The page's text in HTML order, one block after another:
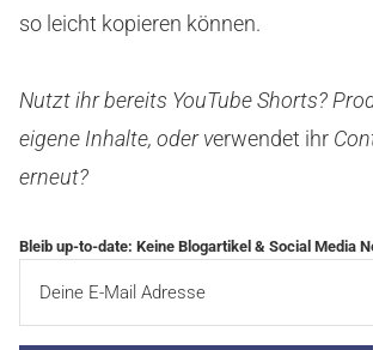
so leicht kopieren können.
Nutzt ihr bereits YouTube Shorts?
eigene Inhalte, oder verwendet ihr
erneut?
Bleib up-to-date: Keine Blogartikel & Social Media